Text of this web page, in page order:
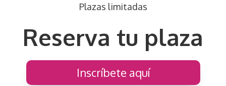
Plazas limitadas
Reserva tu plaza
Inscríbete aquí